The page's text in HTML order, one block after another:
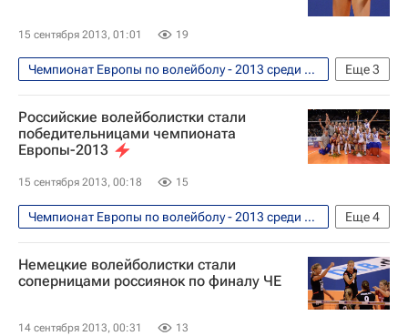
15 сентября 2013, 01:01 19
Еще3
Чемпионат Европы по волейболу - 2013 среди женских сборных. 6 - 14 сентября
Волейбол
Татьяна Кошелева
Российские волейболистки стали
победительницами чемпионата
Европы-2013
15 сентября 2013, 00:18 15
Еще4
Чемпионат Европы по волейболу - 2013 среди женских сборных. 6 - 14 сентября
Волейбол
Немецкие волейболистки стали
соперницами россиянок по финалу ЧЕ
14 сентября 2013, 00:31 13